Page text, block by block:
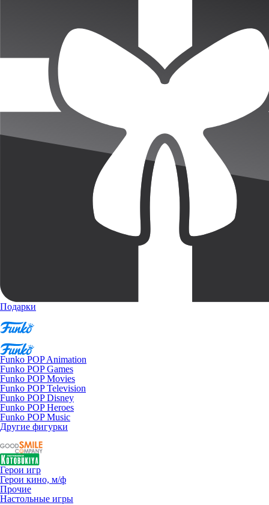
Подарки
Funko POP Animation
Funko POP Games
Funko POP Movies
Funko POP Television
Funko POP Disney
Funko POP Heroes
Funko POP Music
Другие фигурки
Герои игр
Герои кино, м/ф
Прочие
Настольные игры